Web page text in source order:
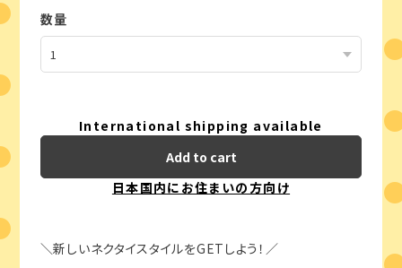
数量
International shipping available
Add to cart
日本国内にお住まいの方向け
＼新しいネクタイスタイルをGETしよう！／